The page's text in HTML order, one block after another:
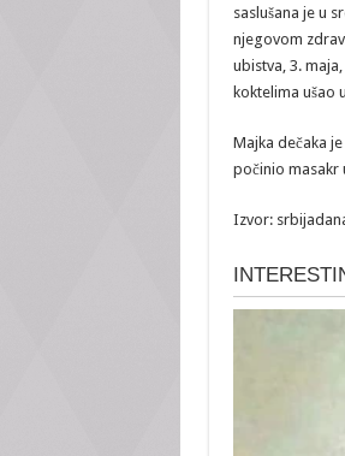
saslušana je u
njegovom
ubistva, 3.
koktelima ušao
Majka dečaka
počinio masakr
Izvor: